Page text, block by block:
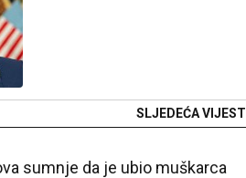
SLJEDEĆA VIJEST
sumnje da je ubio muškarca